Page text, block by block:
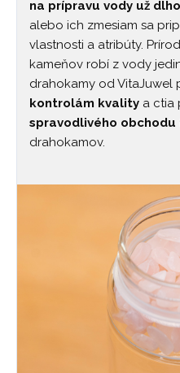
na prípravu vody už
alebo ich zmesiam sa
vlastnosti a atribúty.
kameňov robí z vody
drahokamy od VitaJuwel
kontrolám kvality a ctia
spravodlivého
drahokamov.